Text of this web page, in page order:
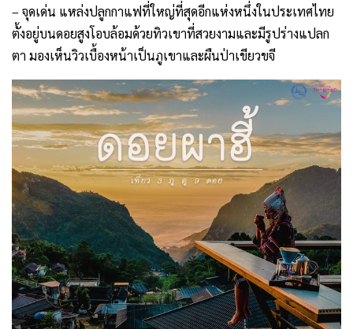
– จุดเด่น แหล่งปลูกกาแฟที่ใหญ่ที่สุดอีกแห่งหนึ่งในประเทศไทย
ตั้งอยู่บนดอยสูงโอบล้อมด้วยทิวเขาที่สวยงามและมีรูปร่างแปลก
ตา มองเห็นวิวเบื้องหน้าเป็นภูเขาและผืนป่าเขียวขจี